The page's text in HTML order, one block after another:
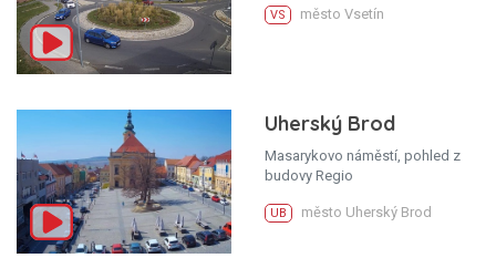
VS město Vsetín
Uherský Brod
Masarykovo náměstí, pohled z
budovy Regio
UB město Uherský Brod